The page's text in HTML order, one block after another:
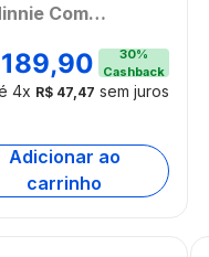
Com
Multikids -
189,90 30%
Cashback
4x R$ 47,47 sem juros
Adicionar ao
carrinho